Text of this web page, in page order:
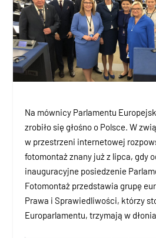
Na mównicy Parlamentu
zrobiło się głośno o Polsce. W
w przestrzeni internetowej
fotomontaż znany już z lipca, gdy
inauguracyjne posiedzenie
Fotomontaż przedstawia grupę
Prawa i Sprawiedliwości, którzy
Europarlamentu, trzymają w